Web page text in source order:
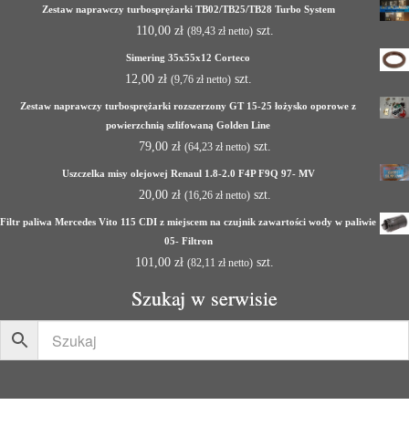
Zestaw naprawczy turbosprężarki TB02/TB25/TB28 Turbo System
110,00 zł (89,43 złnetto)szt.
Simering 35x55x12 Corteco
12,00 zł (9,76 złnetto)szt.
Zestaw naprawczy turbosprężarki rozszerzony GT 15-25 łożysko oporowe z
powierzchnią szlifowaną Golden Line
79,00 zł (64,23 złnetto)szt.
Uszczelka misy olejowej Renaul 1.8-2.0 F4P F9Q 97- MV
20,00 zł (16,26 złnetto)szt.
Filtr paliwa Mercedes Vito 115 CDI z miejscem na czujnik zawartości wody w paliwie
05- Filtron
101,00 zł (82,11 zł netto) szt.
Szukaj w serwisie